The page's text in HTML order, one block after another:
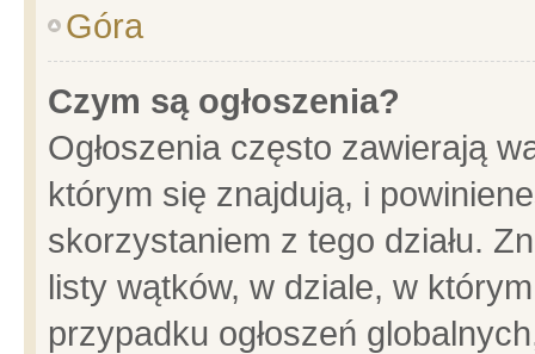
Góra
Czym są ogłoszenia?
Ogłoszenia często zawierają
którym się znajdują, i
skorzystaniem z tego działu.
listy wątków, w dziale, w
przypadku ogłoszeń